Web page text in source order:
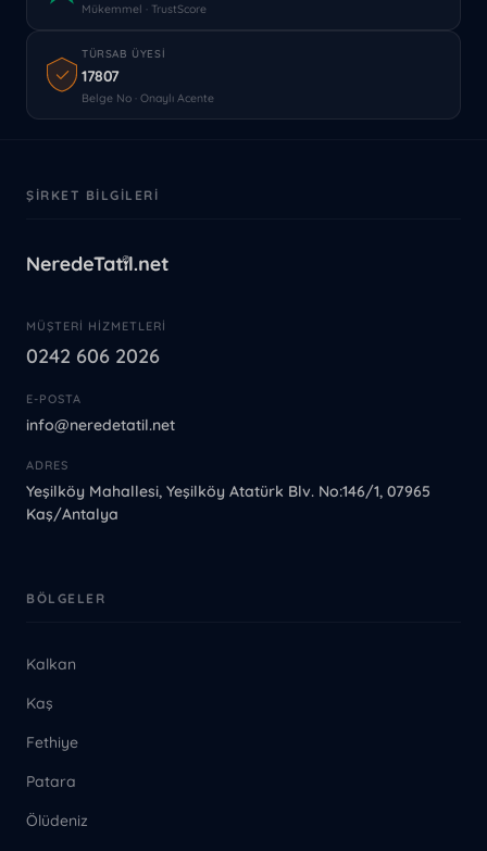
Mükemmel · TrustScore
TÜRSAB ÜYESI
17807
Belge No · Onaylı Acente
ŞIRKET BILGILERI
MÜŞTERI HIZMETLERI
0242 606 2026
E-POSTA
info@neredetatil.net
ADRES
Yeşilköy Mahallesi, Yeşilköy Atatürk Blv. No:146/1, 07965
Kaş/Antalya
BÖLGELER
Kalkan
Kaş
Fethiye
Patara
Ölüdeniz